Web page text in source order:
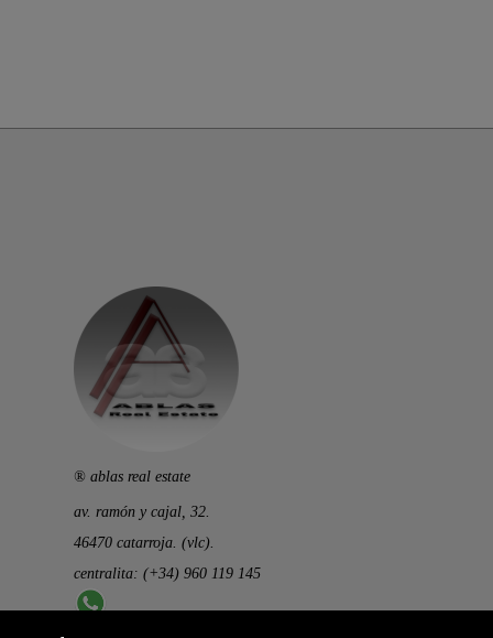
® ablas real estate
av. ramón y cajal, 32.
46470 catarroja. (vlc).
centralita: (+34) 960 119 145